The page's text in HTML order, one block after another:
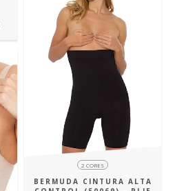
2 CORES
BERMUDA CINTURA ALTA